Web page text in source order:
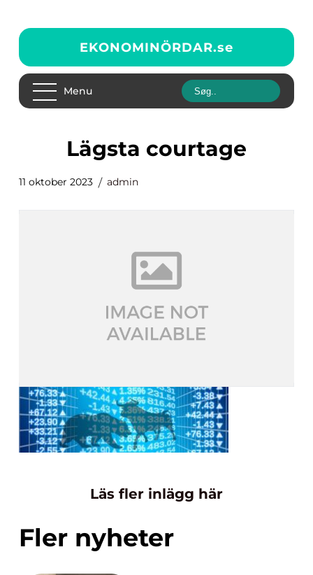
EKONOMINÖRDAR.se
Menu
lägsta courtage
11 oktober 2023 admin
Läs fler inlägg här
Fler nyheter